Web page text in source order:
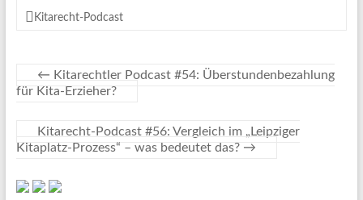
Kitarecht-Podcast
← Kitarechtler Podcast #54: Überstundenbezahlung
für Kita-Erzieher?
Kitarecht-Podcast #56: Vergleich im „Leipziger
Kitaplatz-Prozess“ – was bedeutet das? →